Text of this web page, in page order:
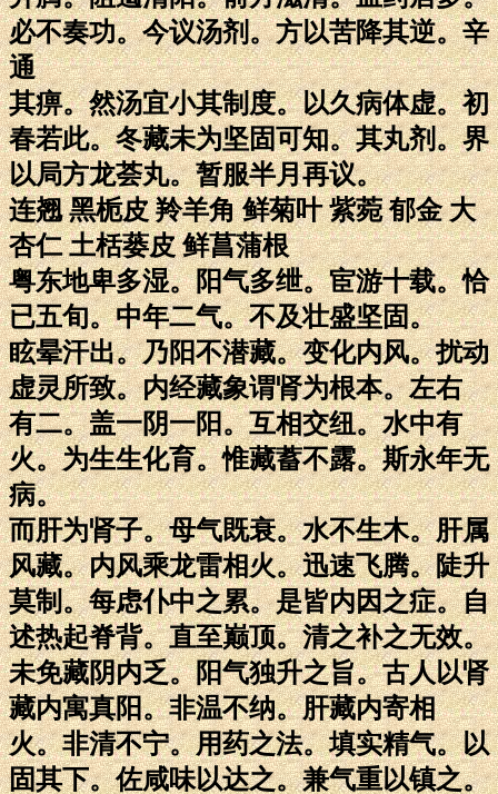
必不奏功。今议汤剂。方以苦降其逆。辛
通
其痹。然汤宜小其制度。以久病体虚。初
春若此。冬藏未为坚固可知。其丸剂。界
以局方龙荟丸。暂服半月再议。
连翘 黑栀皮 羚羊角 鲜菊叶 紫菀 郁金 大
杏仁 土栝蒌皮 鲜菖蒲根
粤东地卑多湿。阳气多绁。宦游十载。恰
已五旬。中年二气。不及壮盛坚固。
眩晕汗出。乃阳不潜藏。变化内风。扰动
虚灵所致。内经藏象谓肾为根本。左右
有二。盖一阴一阳。互相交纽。水中有
火。为生生化育。惟藏蓄不露。斯永年无
病。
而肝为肾子。母气既衰。水不生木。肝属
风藏。内风乘龙雷相火。迅速飞腾。陡升
莫制。每虑仆中之累。是皆内因之症。自
述热起脊背。直至巅顶。清之补之无效。
未免藏阴内乏。阳气独升之旨。古人以肾
藏内寓真阳。非温不纳。肝藏内寄相
火。非清不宁。用药之法。填实精气。以
固其下。佐咸味以达之。兼气重以镇之。